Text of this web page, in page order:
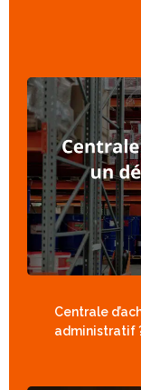
Centrale
administratif